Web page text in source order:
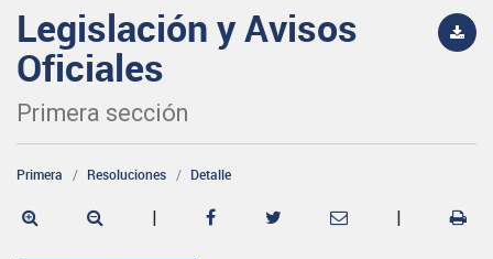
Legislación y Avisos
Oficiales
Primera sección
Primera Resoluciones Detalle
| |